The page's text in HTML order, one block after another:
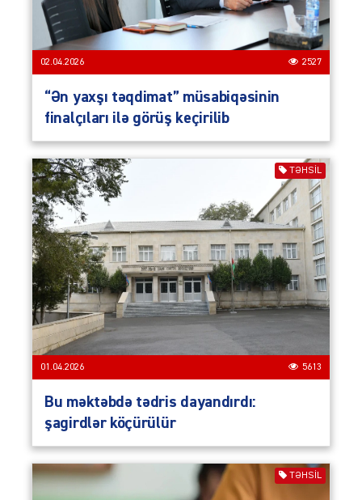
02.04.2026 2527
“Ən yaxşı təqdimat” müsabiqəsinin
finalçıları ilə görüş keçirilib
TƏHSIL
01.04.2026 5613
Bu məktəbdə tədris dayandırdı:
şagirdlər köçürülür
TƏHSIL